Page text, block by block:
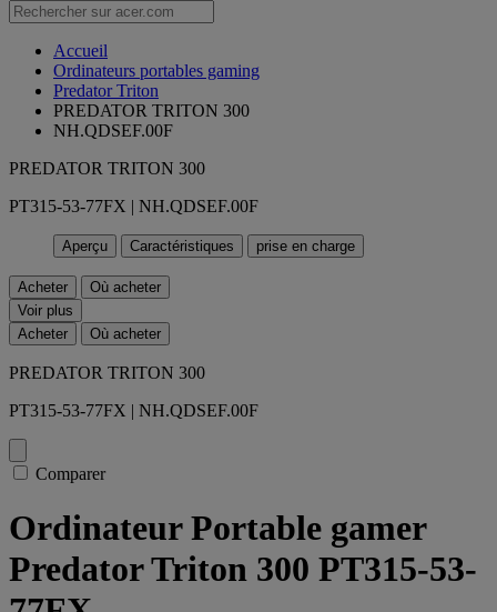
Accueil
Ordinateurs portables gaming
Predator Triton
PREDATOR TRITON 300
NH.QDSEF.00F
PREDATOR TRITON 300
PT315-53-77FX | NH.QDSEF.00F
Aperçu Caractéristiques prise en charge
Acheter
Où acheter
Voir plus
Acheter
Où acheter
PREDATOR TRITON 300
PT315-53-77FX | NH.QDSEF.00F
Comparer
Ordinateur Portable gamer
Predator Triton 300 PT315-53-